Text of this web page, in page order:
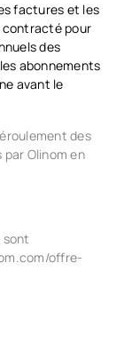
factures et les
contracté pour
des
abonnements
avant le
des
Olinom en
sont
offre-